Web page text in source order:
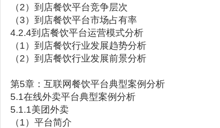
（2）到店餐饮平台竞争层次
（3）到店餐饮平台市场占有率
4.2.4到店餐饮平台运营模式分析
（1）到店餐饮行业发展趋势分析
（2）到店餐饮行业发展前景分析
第5章：互联网餐饮平台典型案例分析
5.1在线外卖平台典型案例分析
5.1.1美团外卖
（1）平台简介